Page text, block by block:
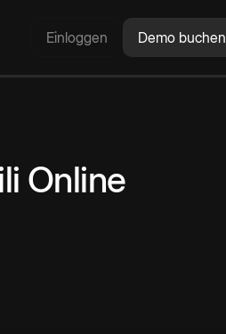
Einloggen Demo buchen
Online